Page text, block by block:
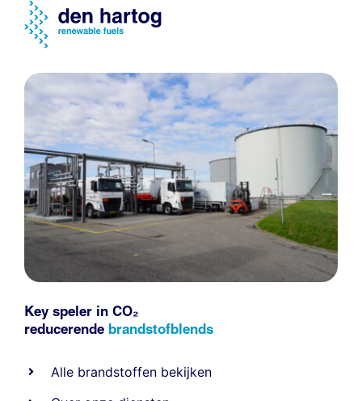
Key speler in CO₂
reducerende brandstofblends
Alle brandstoffen bekijken